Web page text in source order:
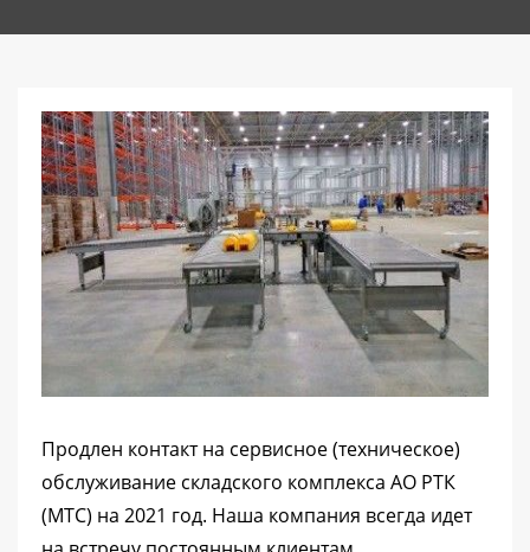
Продлен контакт на сервисное (техническое)
обслуживание складского комплекса АО РТК
(МТС) на 2021 год. Наша компания всегда идет